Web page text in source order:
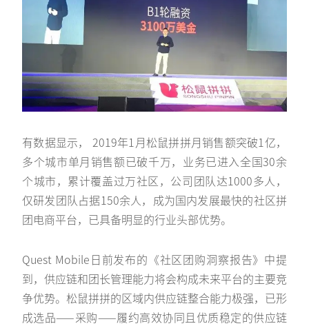
有数据显示， 2019年1月松鼠拼拼月销售额突破1亿，
多个城市单月销售额已破千万，业务已进入全国30余
个城市，累计覆盖过万社区，公司团队达1000多人，
仅研发团队占据150余人，成为国内发展最快的社区拼
团电商平台，已具备明显的行业头部优势。
Quest Mobile日前发布的《社区团购洞察报告》中提
到，供应链和团长管理能力将会构成未来平台的主要竞
争优势。松鼠拼拼的区域内供应链整合能力极强，已形
成选品——采购——履约高效协同且优质稳定的供应链